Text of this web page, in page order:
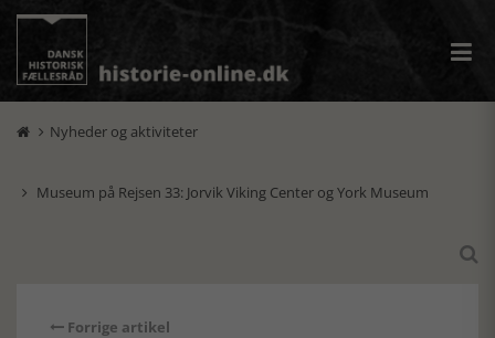
 Nyheder og aktiviteter
 Museum på Rejsen 33: Jorvik Viking Center og York Museum

Forrige artikel